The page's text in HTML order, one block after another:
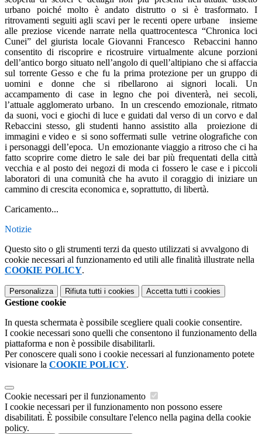
urbano poiché molto è andato distrutto o si è trasformato. I
ritrovamenti seguiti agli scavi per le recenti opere urbane insieme
alle preziose vicende narrate nella quattrocentesca “Chronica loci
Cunei” del giurista locale Giovanni Francesco Rebaccini hanno
consentito di riscoprire e ricostruire virtualmente alcune porzioni
dell’antico borgo situato nell’angolo di quell’altipiano che si affaccia
sul torrente Gesso e che fu la prima protezione per un gruppo di
uomini e donne che si ribellarono ai signori locali. Un
accampamento di case in legno che poi diventerà, nei secoli,
l’attuale agglomerato urbano. In un crescendo emozionale, ritmato
da suoni, voci e giochi di luce e guidati dal verso di un corvo e dal
Rebaccini stesso, gli studenti hanno assistito alla proiezione di
immagini e video e si sono soffermati sulle vetrine olografiche con
i personaggi dell’epoca. Un emozionante viaggio a ritroso che ci ha
fatto scoprire come dietro le sale dei bar più frequentati della città
vecchia e al posto dei negozi di moda ci fossero le case e i piccoli
laboratori di una comunità che ha avuto il coraggio di iniziare un
cammino di crescita economica e, soprattutto, di libertà.
Caricamento...
Notizie
Questo sito o gli strumenti terzi da questo utilizzati si avvalgono di
cookie necessari al funzionamento ed utili alle finalità illustrate nella
COOKIE POLICY.
Personalizza Rifiuta tutti i cookies Accetta tutti i cookies
Gestione cookie
In questa schermata è possibile scegliere quali cookie consentire.
I cookie necessari sono quelli che consentono il funzionamento della
piattaforma e non è possibile disabilitarli.
Per conoscere quali sono i cookie necessari al funzionamento potete
visionare la COOKIE POLICY.
Cookie necessari per il funzionamento
I cookie necessari per il funzionamento non possono essere
disabilitati. È possibile consultare l'elenco nella pagina della cookie
policy.